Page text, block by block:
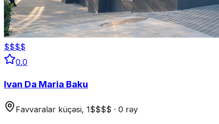
$$$$
0.0
Ivan Da Maria Baku
Favvaralar küçəsi, 1$$$$ · 0 rəy